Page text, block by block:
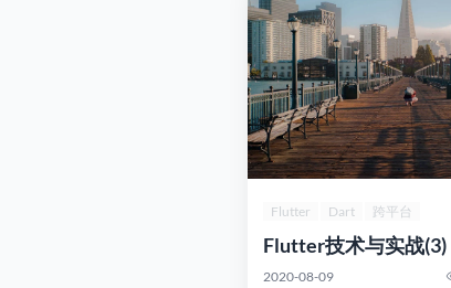
Flutter Dart 跨平台
Flutter技术与实战(3)
2020-08-09